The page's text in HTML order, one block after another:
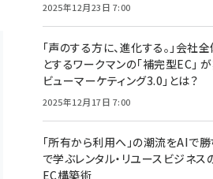
2025年12月23日 7:00
「声のする方に、進化する。」会社
とするワークマンの「補完型EC」
ビューマーケティング3.0」とは？
2025年12月17日 7:00
「所有から利用へ」の潮流をAIで勝
で学ぶレンタル・リユースビジネ
EC構築術